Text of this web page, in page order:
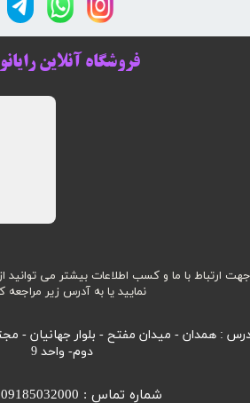
جهت ارتباط با ما و کسب اطلاعات بیشتر می توانید
نمایید یا به آدرس زیر مراجعه
: همدان - میدان مفتح - بلوار جهانیان -
دوم- واحد 9
شماره تماس : 09185032000 محرابی
فروشگاه آنلاین رایانو